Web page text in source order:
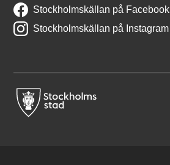
Stockholmskällan på Facebook
Stockholmskällan på Instagram